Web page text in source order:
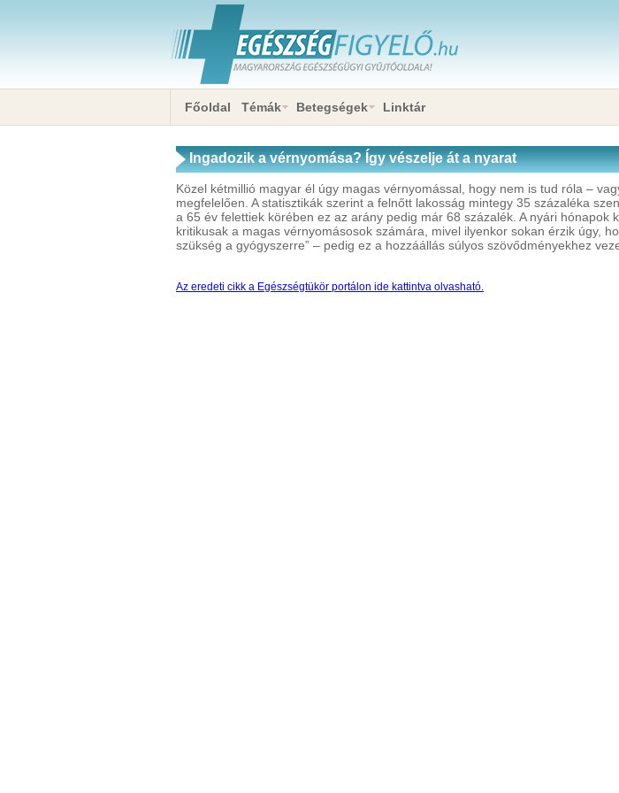
Főoldal Témák Betegségek Linktár
Ingadozik a vérnyomása? Így vészelje át a nyarat
Közel kétmillió magyar él úgy magas vérnyomással, hogy nem is tud róla –
megfelelően. A statisztikák szerint a felnőtt lakosság mintegy 35 százaléka
a 65 év felettiek körében ez az arány pedig már 68 százalék. A nyári hónapok
kritikusak a magas vérnyomásosok számára, mivel ilyenkor sokan érzik úgy,
szükség a gyógyszerre” – pedig ez a hozzáállás súlyos szövődményekhez
Az eredeti cikk a Egészségtükör portálon ide kattintva olvasható.